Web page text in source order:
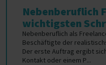
Nebenberuflich
wichtigsten
Nebenberuflich als
Beschäftigte der
Der erste Auftrag ergibt
Kontakt oder einem P...